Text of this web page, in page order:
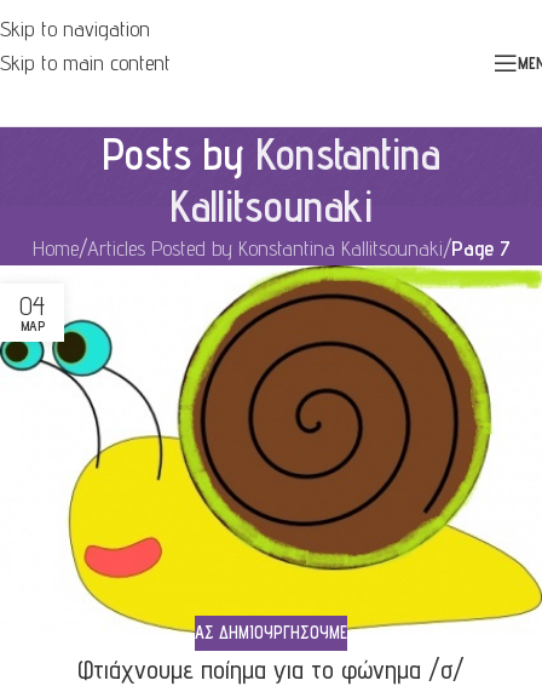
Skip to navigation
Skip to main content
Posts by Konstantina
Kallitsounaki
Home/Articles Posted by Konstantina Kallitsounaki/Page 7
04
ΜΑΡ
ΑΣ ΔΗΜΙΟΥΡΓΉΣΟΥΜΕ
Φτιάχνουμε ποίημα για το φώνημα /σ/